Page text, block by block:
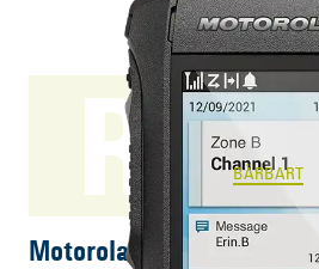
R7 BÄRBART
Motorola R7 FKP